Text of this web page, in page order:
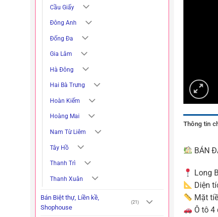
Cầu Giấy
Đông Anh
Đống Đa
Gia Lâm
Hà Đông
Hai Bà Trưng
Hoàn Kiếm
Hoàng Mai
Nam Từ Liêm
Tây Hồ
Thanh Trì
Thanh Xuân
Bán Biệt thự, Liền kề,
Shophouse
(21)
Thông tin
BÁN
Long
Diện
Mặt
Ô tô 4